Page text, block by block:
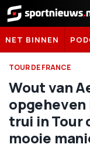
Sportnieuws.nl
NET BINNEN
TOUR DE FRANCE
Wout van
trui in Tour
mooie